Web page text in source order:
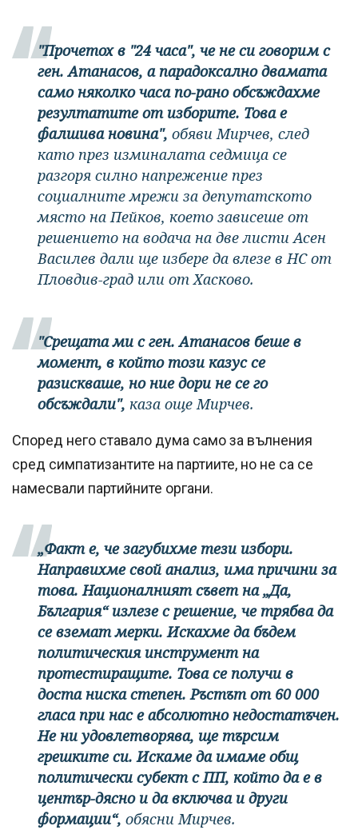
"Прочетох в "24 часа", че не си говорим с
ген. Атанасов, а парадоксално двамата
само няколко часа по-рано обсъждахме
резултатите от изборите. Това е
фалшива новина", обяви Мирчев, след
като през изминалата седмица се
разгоря силно напрежение през
социалните мрежи за депутатското
място на Пейков, което зависеше от
решението на водача на две листи Асен
Василев дали ще избере да влезе в НС от
Пловдив-град или от Хасково.
"Срещата ми с ген. Атанасов беше в
момент, в който този казус се
разискваше, но ние дори не се го
обсъждали", каза още Мирчев.
Според него ставало дума само за вълнения
сред симпатизантите на партиите, но не са се
намесвали партийните органи.
„Факт е, че загубихме тези избори.
Направихме свой анализ, има причини за
това. Националният съвет на „Да,
България“ излезе с решение, че трябва да
се вземат мерки. Искахме да бъдем
политическия инструмент на
протестиращите. Това се получи в
доста ниска степен. Ръстът от 60 000
гласа при нас е абсолютно недостатъчен.
Не ни удовлетворява, ще търсим
грешките си. Искаме да имаме общ
политически субект с ПП, който да е в
център-дясно и да включва и други
формации“, обясни Мирчев.